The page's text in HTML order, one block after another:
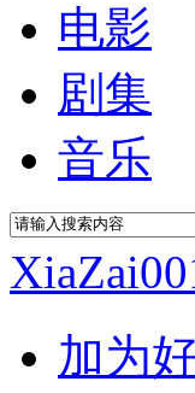
电影
剧集
音乐
加为